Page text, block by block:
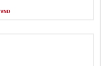
VND